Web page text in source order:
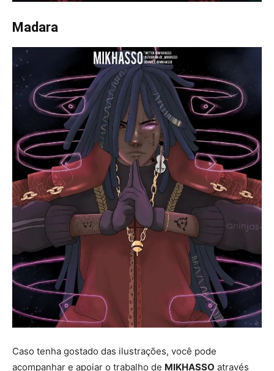
Madara
Caso tenha gostado das ilustrações, você pode
acompanhar e apoiar o trabalho de MIKHASSO através